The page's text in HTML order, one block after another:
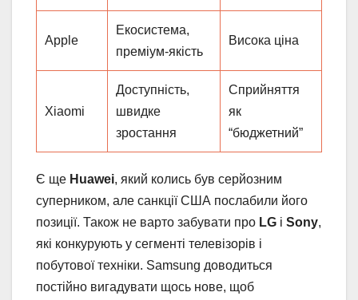
Apple
Екосистема,
преміум-якість
Висока ціна
Xiaomi
Доступність,
швидке
зростання
Сприйняття
як
“бюджетний”
Є ще Huawei, який колись був серйозним
суперником, але санкції США послабили його
позиції. Також не варто забувати про LG і Sony,
які конкурують у сегменті телевізорів і
побутової техніки. Samsung доводиться
постійно вигадувати щось нове, щоб